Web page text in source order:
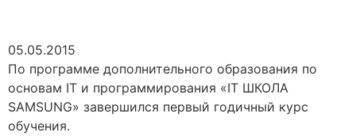
05.05.2015
По программе дополнительного образования по
основам IT и программирования «IT ШКОЛА
SAMSUNG» завершился первый годичный курс
обучения.